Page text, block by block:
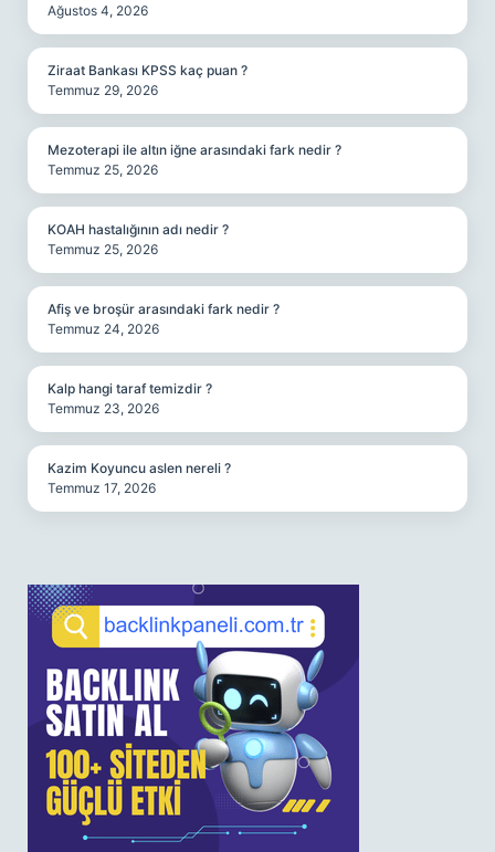
Ağustos 4, 2026
Ziraat Bankası KPSS kaç puan ?
Temmuz 29, 2026
Mezoterapi ile altın iğne arasındaki fark nedir ?
Temmuz 25, 2026
KOAH hastalığının adı nedir ?
Temmuz 25, 2026
Afiş ve broşür arasındaki fark nedir ?
Temmuz 24, 2026
Kalp hangi taraf temizdir ?
Temmuz 23, 2026
Kazim Koyuncu aslen nereli ?
Temmuz 17, 2026